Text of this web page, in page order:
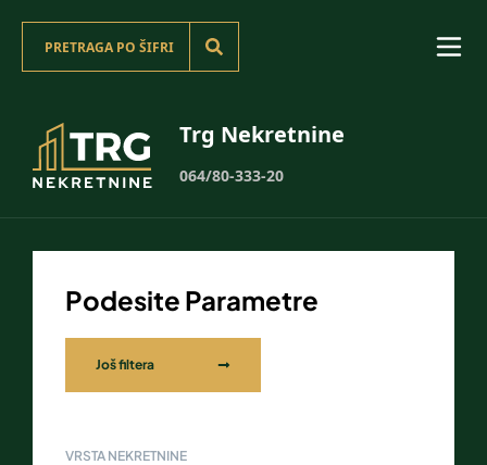
Trg Nekretnine
064/80-333-20
Podesite Parametre
Još filtera
VRSTA NEKRETNINE